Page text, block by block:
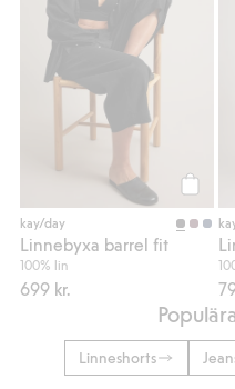
Köp
kay/day
Linnebyxa barrel fit
100% lin
699 kr.
Linneshorts